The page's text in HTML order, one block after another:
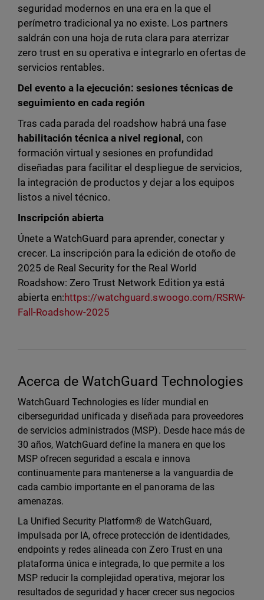
seguridad modernos en una era en la que el
perímetro tradicional ya no existe. Los partners
saldrán con una hoja de ruta clara para aterrizar
zero trust en su operativa e integrarlo en ofertas de
servicios rentables.
Del evento a la ejecución: sesiones técnicas de
seguimiento en cada región
Tras cada parada del roadshow habrá una fase
habilitación técnica a nivel regional, con
formación virtual y sesiones en profundidad
diseñadas para facilitar el despliegue de servicios,
la integración de productos y dejar a los equipos
listos a nivel técnico.
Inscripción abierta
Únete a WatchGuard para aprender, conectar y
crecer. La inscripción para la edición de otoño de
2025 de Real Security for the Real World
Roadshow: Zero Trust Network Edition ya está
abierta en:https://watchguard.swoogo.com/RSRW-
Fall-Roadshow-2025
Acerca de WatchGuard Technologies
WatchGuard Technologies es líder mundial en
ciberseguridad unificada y diseñada para proveedores
de servicios administrados (MSP). Desde hace más de
30 años, WatchGuard define la manera en que los
MSP ofrecen seguridad a escala e innova
continuamente para mantenerse a la vanguardia de
cada cambio importante en el panorama de las
amenazas.
La Unified Security Platform® de WatchGuard,
impulsada por IA, ofrece protección de identidades,
endpoints y redes alineada con Zero Trust en una
plataforma única e integrada, lo que permite a los
MSP reducir la complejidad operativa, mejorar los
resultados de seguridad y hacer crecer sus negocios